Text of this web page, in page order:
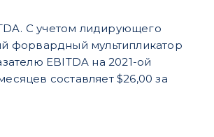
С учетом лидирующего
форвардный мультипликатор
EBITDA на 2021-ой
составляет $26,00 за